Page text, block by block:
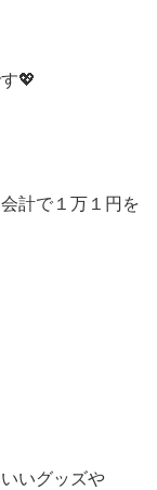
💖
計で１万１円を
いグッズや